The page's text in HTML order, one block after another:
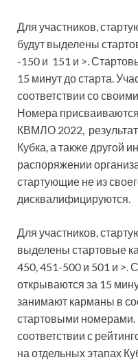
Для участников,
будут выделены
-150 и 151 и >.
15 минут до старта.
соответствии со
Номера присваиваются
КВМЛО 2022,
Кубка, а также другой
распоряжении
стартующие не из
дисквалифицируются.
Для участников,
выделены стартовые
450, 451-500 и 501 и >.
открываются за 15
занимают карманы в
стартовыми
соответствии с
на отдельных этапах